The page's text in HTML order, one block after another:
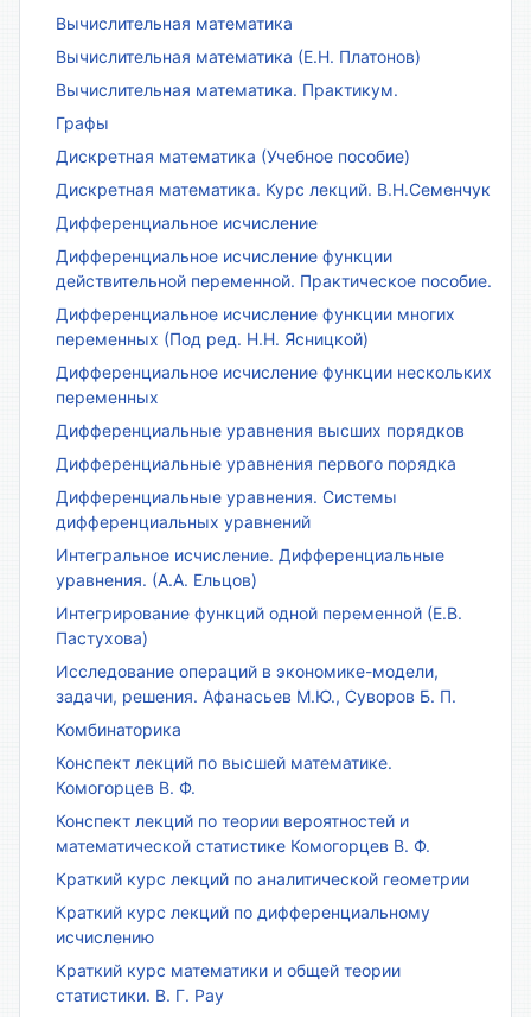
Вычислительная математика
Вычислительная математика (Е.Н. Платонов)
Вычислительная математика. Практикум.
Графы
Дискретная математика (Учебное пособие)
Дискретная математика. Курс лекций. В.Н.Семенчук
Дифференциальное исчисление
Дифференциальное исчисление функции
действительной переменной. Практическое пособие.
Дифференциальное исчисление функции многих
переменных (Под ред. Н.Н. Ясницкой)
Дифференциальное исчисление функции нескольких
переменных
Дифференциальные уравнения высших порядков
Дифференциальные уравнения первого порядка
Дифференциальные уравнения. Системы
дифференциальных уравнений
Интегральное исчисление. Дифференциальные
уравнения. (А.А. Ельцов)
Интегрирование функций одной переменной (Е.В.
Пастухова)
Исследование операций в экономике-модели,
задачи, решения. Афанасьев М.Ю., Суворов Б. П.
Комбинаторика
Конспект лекций по высшей математике.
Комогорцев В. Ф.
Конспект лекций по теории вероятностей и
математической статистике Комогорцев В. Ф.
Краткий курс лекций по аналитической геометрии
Краткий курс лекций по дифференциальному
исчислению
Краткий курс математики и общей теории
статистики. В. Г. Рау